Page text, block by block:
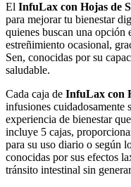
El InfuLax con Hojas de
para mejorar tu bienestar
quienes buscan una opción
estreñimiento ocasional,
Sen, conocidas por su
saludable.
Cada caja de InfuLax con
infusiones cuidadosamente
experiencia de bienestar
incluye 5 cajas,
para su uso diario o según
conocidas por sus efectos
tránsito intestinal sin